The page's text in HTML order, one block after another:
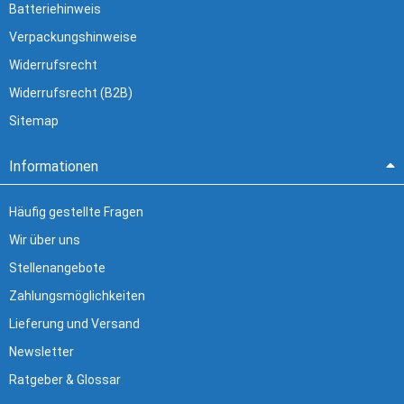
Batteriehinweis
Verpackungshinweise
Widerrufsrecht
Widerrufsrecht (B2B)
Sitemap
Informationen
Häufig gestellte Fragen
Wir über uns
Stellenangebote
Zahlungsmöglichkeiten
Lieferung und Versand
Newsletter
Ratgeber & Glossar